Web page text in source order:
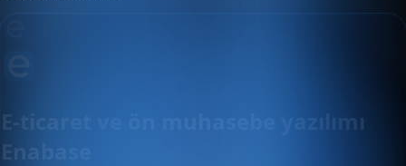
E-ticaret ve ön muhasebe yazılımı